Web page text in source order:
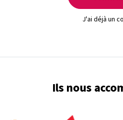
J'ai déjà un
Ils nous